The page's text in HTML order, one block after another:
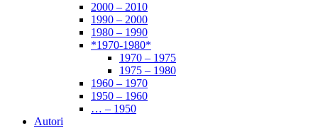
2000 – 2010
1990 – 2000
1980 – 1990
*1970-1980*
1970 – 1975
1975 – 1980
1960 – 1970
1950 – 1960
… – 1950
Autori